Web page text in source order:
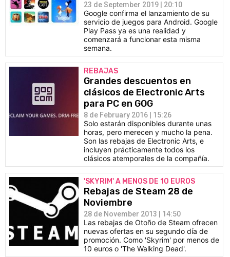
23 de September 2019 | 20:10
Google confirma el lanzamiento de su
servicio de juegos para Android. Google
Play Pass ya es una realidad y
comenzará a funcionar esta misma
semana.
REBAJAS
Grandes descuentos en
clásicos de Electronic Arts
para PC en GOG
8 de February 2016 | 15:26
Solo estarán disponibles durante unas
horas, pero merecen y mucho la pena.
Son las rebajas de Electronic Arts, e
incluyen prácticamente todos los
clásicos atemporales de la compañía.
'SKYRIM' A MENOS DE 10 EUROS
Rebajas de Steam 28 de
Noviembre
28 de November 2013 | 14:50
Las rebajas de Otoño de Steam ofrecen
nuevas ofertas en su segundo día de
promoción. Como 'Skyrim' por menos de
10 euros o 'The Walking Dead'.